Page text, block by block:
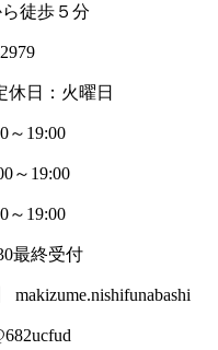
徒歩５分
休日：火曜日
～19:00
19:00
19:00
最終受付
makizume.nishifunabashi